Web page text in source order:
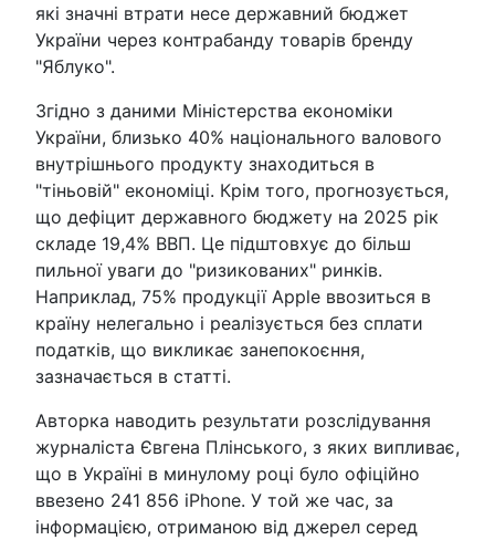
які значні втрати несе державний бюджет
України через контрабанду товарів бренду
"Яблуко".
Згідно з даними Міністерства економіки
України, близько 40% національного валового
внутрішнього продукту знаходиться в
"тіньовій" економіці. Крім того, прогнозується,
що дефіцит державного бюджету на 2025 рік
складе 19,4% ВВП. Це підштовхує до більш
пильної уваги до "ризикованих" ринків.
Наприклад, 75% продукції Apple ввозиться в
країну нелегально і реалізується без сплати
податків, що викликає занепокоєння,
зазначається в статті.
Авторка наводить результати розслідування
журналіста Євгена Плінського, з яких випливає,
що в Україні в минулому році було офіційно
ввезено 241 856 iPhone. У той же час, за
інформацією, отриманою від джерел серед